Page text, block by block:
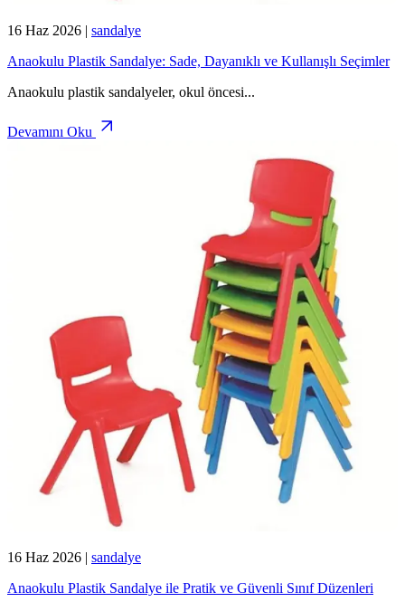
16 Haz 2026 | sandalye
Anaokulu Plastik Sandalye: Sade, Dayanıklı ve Kullanışlı Seçimler
Anaokulu plastik sandalyeler, okul öncesi...
Devamını Oku
16 Haz 2026 | sandalye
Anaokulu Plastik Sandalye ile Pratik ve Güvenli Sınıf Düzenleri